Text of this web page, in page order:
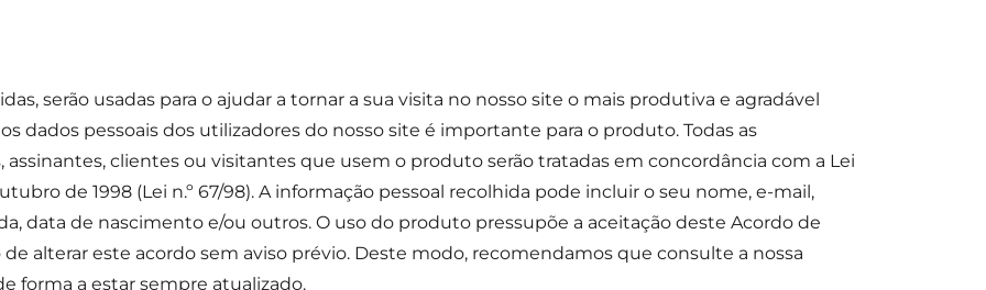
serão usadas para o ajudar a tornar a sua visita no nosso site o mais produtiva e agradável
dados pessoais dos utilizadores do nosso site é importante para o produto. Todas as
assinantes, clientes ou visitantes que usem o produto serão tratadas em concordância com a Lei
de 1998 (Lei n.º 67/98). A informação pessoal recolhida pode incluir o seu nome, e-mail,
data de nascimento e/ou outros. O uso do produto pressupõe a aceitação deste Acordo de
alterar este acordo sem aviso prévio. Deste modo, recomendamos que consulte a nossa
forma a estar sempre atualizado.